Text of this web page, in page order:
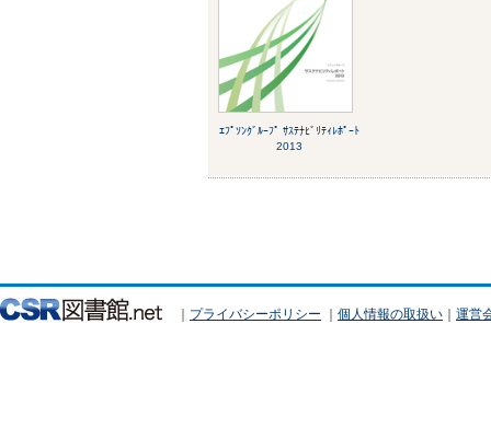
ｴﾌﾟｿﾝｸﾞﾙｰﾌﾟ ｻｽﾃﾅﾋﾞﾘﾃｨﾚﾎﾟｰﾄ
2013
｜ プライバシーポリシー ｜ 個人情報の取扱い ｜ 運営